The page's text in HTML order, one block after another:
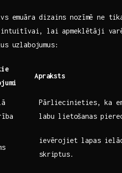
emuāra dizains nozīmē ne
lai apmeklētāji
uzlabojumus:
Apraksts
Pārliecinieties, ka
labu lietošanas
ievērojiet lapas​
skriptus.